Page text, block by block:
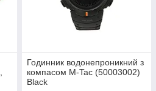
Годинник водонепроникний з
компасом M-Tac (50003002)
Black